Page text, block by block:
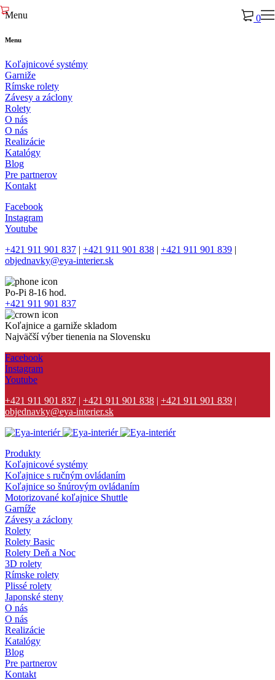
Menu
Menu
Koľajnicové systémy
Garniže
Rímske rolety
Závesy a záclony
Rolety
O nás
O nás
Realizácie
Katalógy
Blog
Pre partnerov
Kontakt
Facebook
Instagram
Youtube
+421 911 901 837 | +421 911 901 838 | +421 911 901 839 |
objednavky@eya-interier.sk
Po-Pi 8-16 hod.
+421 911 901 837
Koľajnice a garniže skladom
Najväčší výber tienenia na Slovensku
0
Facebook
Instagram
Youtube
+421 911 901 837 | +421 911 901 838 | +421 911 901 839 |
objednavky@eya-interier.sk
Produkty
Koľajnicové systémy
Koľajnice s ručným ovládaním
Koľajnice so šnúrovým ovládaním
Motorizované koľajnice Shuttle
Garníže
Závesy a záclony
Rolety
Rolety Basic
Rolety Deň a Noc
3D rolety
Rímske rolety
Plissé rolety
Japonské steny
O nás
O nás
Realizácie
Katalógy
Blog
Pre partnerov
Kontakt